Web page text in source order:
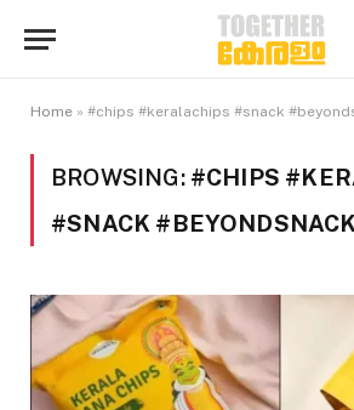
Home » #chips #keralachips #snack
BROWSING: #CHIPS
#SNACK #BEYONDSNACK